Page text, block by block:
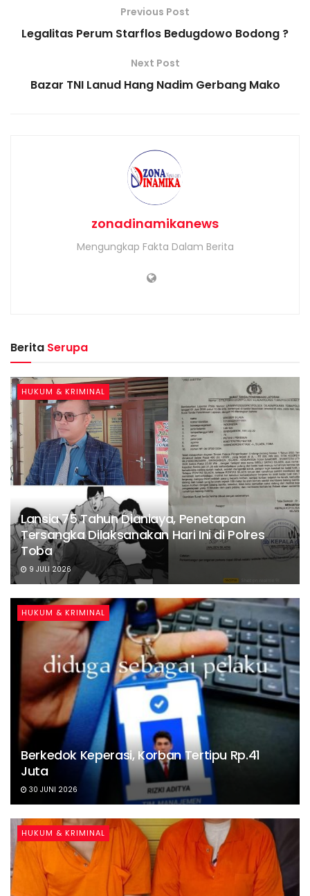
Previous Post
Legalitas Perum Starflos Bedugdowo Bodong ?
Next Post
Bazar TNI Lanud Hang Nadim Gerbang Mako
zonadinamikanews
Mengungkap Fakta Dalam Berita
Berita Serupa
HUKUM & KRIMINAL
Lansia 75 Tahun Dianiaya, Penetapan
Tersangka Dilaksanakan Hari Ini di Polres
Toba
9 JULI 2026
HUKUM & KRIMINAL
Berkedok Keperasi, Korban Tertipu Rp.41
Juta
30 JUNI 2026
HUKUM & KRIMINAL